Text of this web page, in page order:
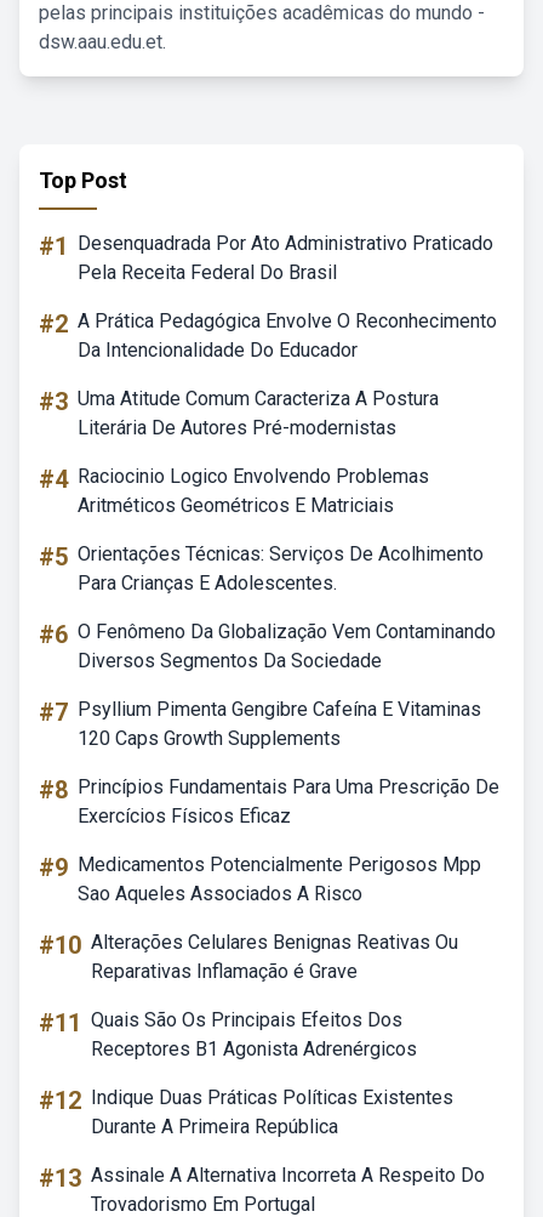
pelas principais instituições acadêmicas do mundo -
dsw.aau.edu.et.
Top Post
#1
Desenquadrada Por Ato Administrativo Praticado
Pela Receita Federal Do Brasil
#2 A Prática Pedagógica Envolve O Reconhecimento
Da Intencionalidade Do Educador
#3 Uma Atitude Comum Caracteriza A Postura
Literária De Autores Pré-modernistas
#4 Raciocinio Logico Envolvendo Problemas
Aritméticos Geométricos E Matriciais
#5 Orientações Técnicas: Serviços De Acolhimento
Para Crianças E Adolescentes.
#6 O Fenômeno Da Globalização Vem Contaminando
Diversos Segmentos Da Sociedade
#7 Psyllium Pimenta Gengibre Cafeína E Vitaminas
120 Caps Growth Supplements
#8 Princípios Fundamentais Para Uma Prescrição De
Exercícios Físicos Eficaz
#9 Medicamentos Potencialmente Perigosos Mpp
Sao Aqueles Associados A Risco
#10 Alterações Celulares Benignas Reativas Ou
Reparativas Inflamação é Grave
#11 Quais São Os Principais Efeitos Dos
Receptores B1 Agonista Adrenérgicos
#12 Indique Duas Práticas Políticas Existentes
Durante A Primeira República
#13 Assinale A Alternativa Incorreta A Respeito Do
Trovadorismo Em Portugal